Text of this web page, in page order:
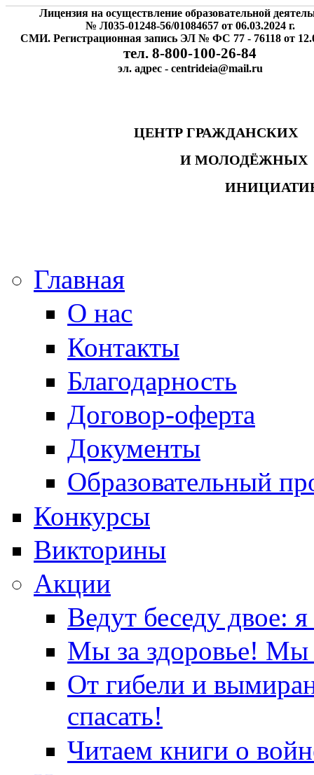
Лицензия на осуществление образовательной
№ Л035-01248-56/01084657 от 06.03.2024 г.
СМИ. Регистрационная запись ЭЛ № ФС 77 - 76118 от
тел. 8-800-100-26-84
эл. адрес - centrideia@mail.ru
ЦЕНТР
И
Главная
О нас
Контакты
Благодарность
Договор-оферта
Документы
Образовательный
Конкурсы
Викторины
Акции
Ведут беседу двое:
Мы за здоровье! Мы
От гибели и
спасать!
Читаем книги о